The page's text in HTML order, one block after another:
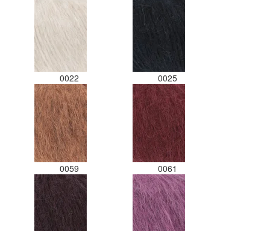
gedaan. Misschien een tip
kleuren apart in te pakken
een sticker welke kleur het
Desondanks zou ik deze shop
zeker wel aanbevelen wat
de viltwol. Goede prijs/
verhouding.
0022 0025
0059 0061